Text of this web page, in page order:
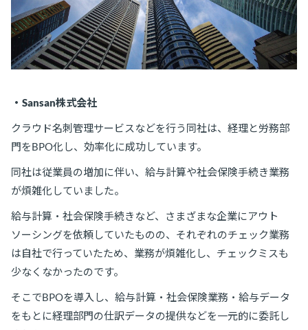
・Sansan株式会社
クラウド名刺管理サービスなどを行う同社は、経理と労務部
門をBPO化し、効率化に成功しています。
同社は従業員の増加に伴い、給与計算や社会保険手続き業務
が煩雑化していました。
給与計算・社会保険手続きなど、さまざまな企業にアウト
ソーシングを依頼していたものの、それぞれのチェック業務
は自社で行っていたため、業務が煩雑化し、チェックミスも
少なくなかったのです。
そこでBPOを導入し、給与計算・社会保険業務・給与データ
をもとに経理部門の仕訳データの提供などを一元的に委託し